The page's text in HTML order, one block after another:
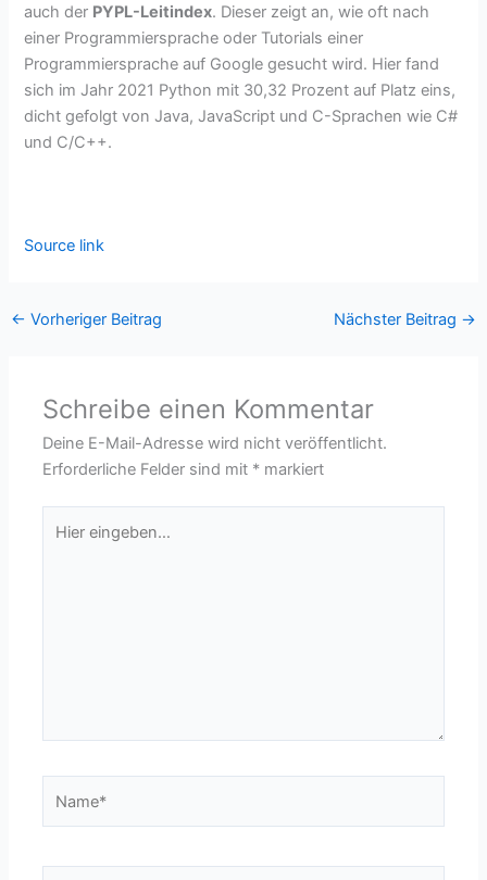
auch der PYPL-Leitindex. Dieser zeigt an, wie oft nach
einer Programmiersprache oder Tutorials einer
Programmiersprache auf Google gesucht wird. Hier fand
sich im Jahr 2021 Python mit 30,32 Prozent auf Platz eins,
dicht gefolgt von Java, JavaScript und C-Sprachen wie C#
und C/C++.
Source link
← Vorheriger Beitrag Nächster Beitrag →
Schreibe einen Kommentar
Deine E-Mail-Adresse wird nicht veröffentlicht.
Erforderliche Felder sind mit * markiert
eingeben…